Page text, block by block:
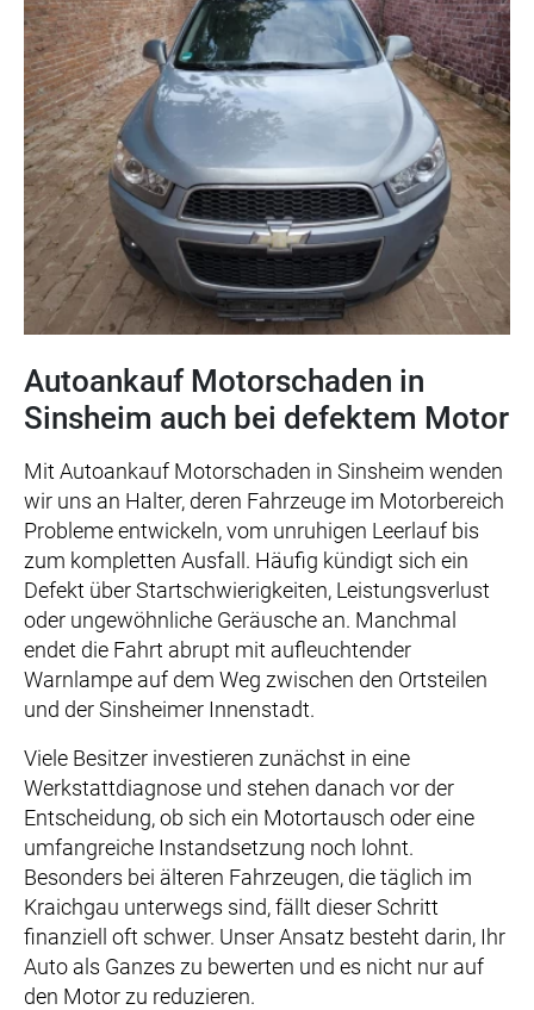
Autoankauf Motorschaden in
Sinsheim auch bei defektem Motor
Mit Autoankauf Motorschaden in Sinsheim wenden
wir uns an Halter, deren Fahrzeuge im Motorbereich
Probleme entwickeln, vom unruhigen Leerlauf bis
zum kompletten Ausfall. Häufig kündigt sich ein
Defekt über Startschwierigkeiten, Leistungsverlust
oder ungewöhnliche Geräusche an. Manchmal
endet die Fahrt abrupt mit aufleuchtender
Warnlampe auf dem Weg zwischen den Ortsteilen
und der Sinsheimer Innenstadt.
Viele Besitzer investieren zunächst in eine
Werkstattdiagnose und stehen danach vor der
Entscheidung, ob sich ein Motortausch oder eine
umfangreiche Instandsetzung noch lohnt.
Besonders bei älteren Fahrzeugen, die täglich im
Kraichgau unterwegs sind, fällt dieser Schritt
finanziell oft schwer. Unser Ansatz besteht darin, Ihr
Auto als Ganzes zu bewerten und es nicht nur auf
den Motor zu reduzieren.